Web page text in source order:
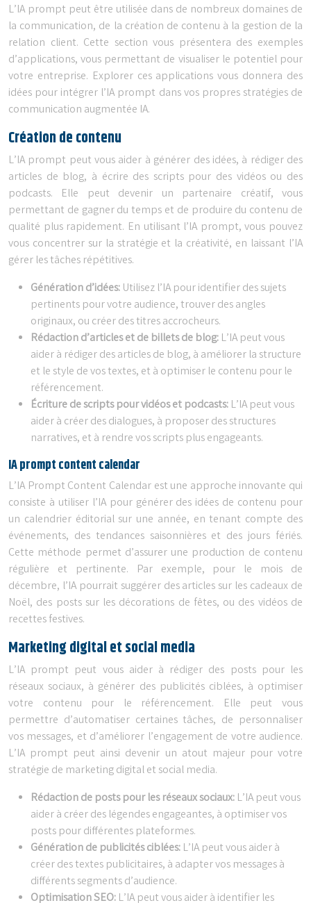
L’IA prompt peut être utilisée dans de nombreux domaines de
la communication, de la création de contenu à la gestion de la
relation client. Cette section vous présentera des exemples
d’applications, vous permettant de visualiser le potentiel pour
votre entreprise. Explorer ces applications vous donnera des
idées pour intégrer l’IA prompt dans vos propres stratégies de
communication augmentée IA.
Création de contenu
L’IA prompt peut vous aider à générer des idées, à rédiger des
articles de blog, à écrire des scripts pour des vidéos ou des
podcasts. Elle peut devenir un partenaire créatif, vous
permettant de gagner du temps et de produire du contenu de
qualité plus rapidement. En utilisant l’IA prompt, vous pouvez
vous concentrer sur la stratégie et la créativité, en laissant l’IA
gérer les tâches répétitives.
Génération d’idées: Utilisez l’IA pour identifier des sujets
pertinents pour votre audience, trouver des angles
originaux, ou créer des titres accrocheurs.
Rédaction d’articles et de billets de blog: L’IA peut vous
aider à rédiger des articles de blog, à améliorer la structure
et le style de vos textes, et à optimiser le contenu pour le
référencement.
Écriture de scripts pour vidéos et podcasts: L’IA peut vous
aider à créer des dialogues, à proposer des structures
narratives, et à rendre vos scripts plus engageants.
IA prompt content calendar
L’IA Prompt Content Calendar est une approche innovante qui
consiste à utiliser l’IA pour générer des idées de contenu pour
un calendrier éditorial sur une année, en tenant compte des
événements, des tendances saisonnières et des jours fériés.
Cette méthode permet d’assurer une production de contenu
régulière et pertinente. Par exemple, pour le mois de
décembre, l’IA pourrait suggérer des articles sur les cadeaux de
Noël, des posts sur les décorations de fêtes, ou des vidéos de
recettes festives.
Marketing digital et social media
L’IA prompt peut vous aider à rédiger des posts pour les
réseaux sociaux, à générer des publicités ciblées, à optimiser
votre contenu pour le référencement. Elle peut vous
permettre d’automatiser certaines tâches, de personnaliser
vos messages, et d’améliorer l’engagement de votre audience.
L’IA prompt peut ainsi devenir un atout majeur pour votre
stratégie de marketing digital et social media.
Rédaction de posts pour les réseaux sociaux: L’IA peut vous
aider à créer des légendes engageantes, à optimiser vos
posts pour différentes plateformes.
Génération de publicités ciblées: L’IA peut vous aider à
créer des textes publicitaires, à adapter vos messages à
différents segments d’audience.
Optimisation SEO: L’IA peut vous aider à identifier les